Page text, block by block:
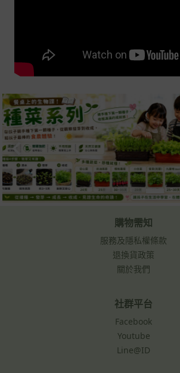
購物需知
服務及隱私權條款
退換貨政策
關於我們
社群平台
Facebook
Youtube
Line@ID